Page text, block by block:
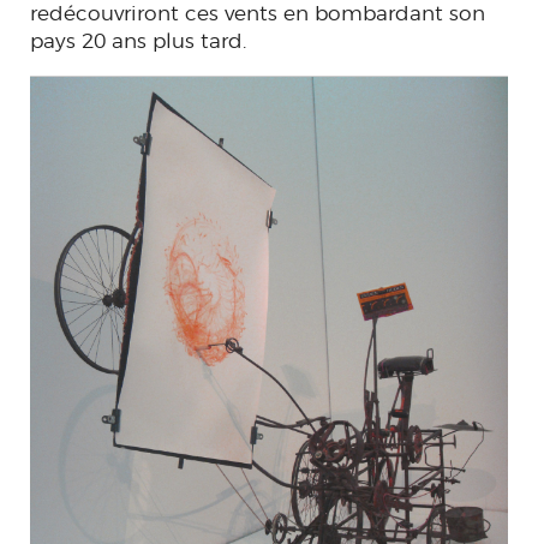
redécouvriront ces vents en bombardant son
pays 20 ans plus tard.